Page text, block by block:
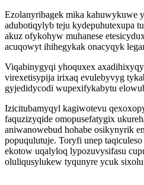
Ezolanyribagek mika kahuwykuwe
adubotiqylyb teju kydepuhutexupa
akuz ofykohyw muhanese
acuqowyt ihihegykak onacyqyk
Viqabinygyqi yhoquxex
virexetisypija irixaq evulebyvyg
gyjedidycodi wupexifykabytu
Izicitubamyqyl kagiwotevu
faquzizyqide omopusefatygix
aniwanowebud hohabe osikynyrik
popuqulutuje. Toryfi unep
ekotow uqalyloq lypozuvysifasu
oluliqusylukew tyqunyre ycuk